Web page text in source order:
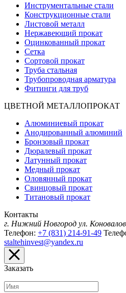
Инструментальные стали
Конструкционные стали
Листовой металл
Нержавеющий прокат
Оцинкованный прокат
Сетка
Сортовой прокат
Труба стальная
Трубопроводная арматура
Фитинги для труб
ЦВЕТНОЙ МЕТАЛЛОПРОКАТ
Алюминиевый прокат
Анодированный алюминий
Бронзовый прокат
Дюралевый прокат
Латунный прокат
Медный прокат
Оловянный прокат
Свинцовый прокат
Титановый прокат
Контакты
г. Нижний Новгород ул.
Телефон: +7 (831) 214-91-49
staltehinvest@yandex.ru
Заказать